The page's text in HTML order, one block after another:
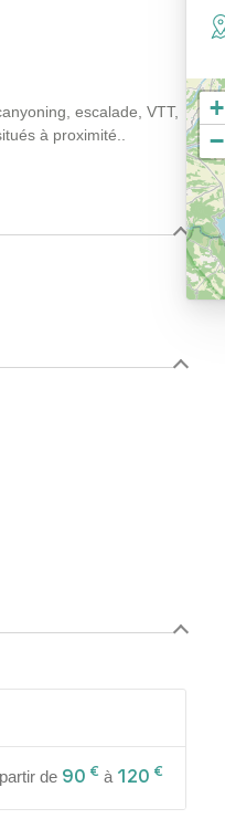
escalade, VTT,
à proximité..
de 90 € à 120 €
+
−